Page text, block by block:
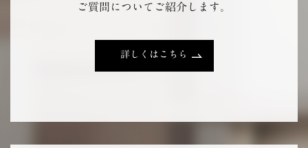
ご質問についてご紹介します。
詳しくはこちら